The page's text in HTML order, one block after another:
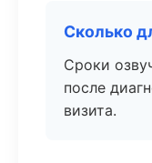
Сколько
Сроки
после
визита.